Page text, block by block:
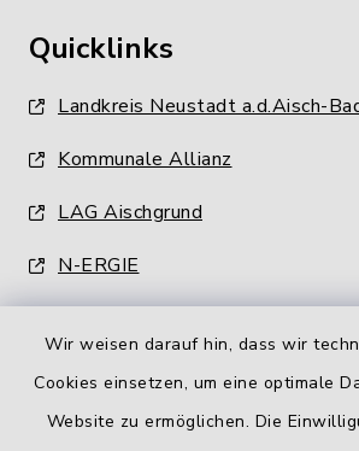
Wir weisen darauf hin, dass wir
Cookies einsetzen, um eine optimale
Website zu ermöglichen. Die
Quicklinks
Landkreis Neustadt a.d.Aisch-
Kommunale Allianz
LAG Aischgrund
N-ERGIE